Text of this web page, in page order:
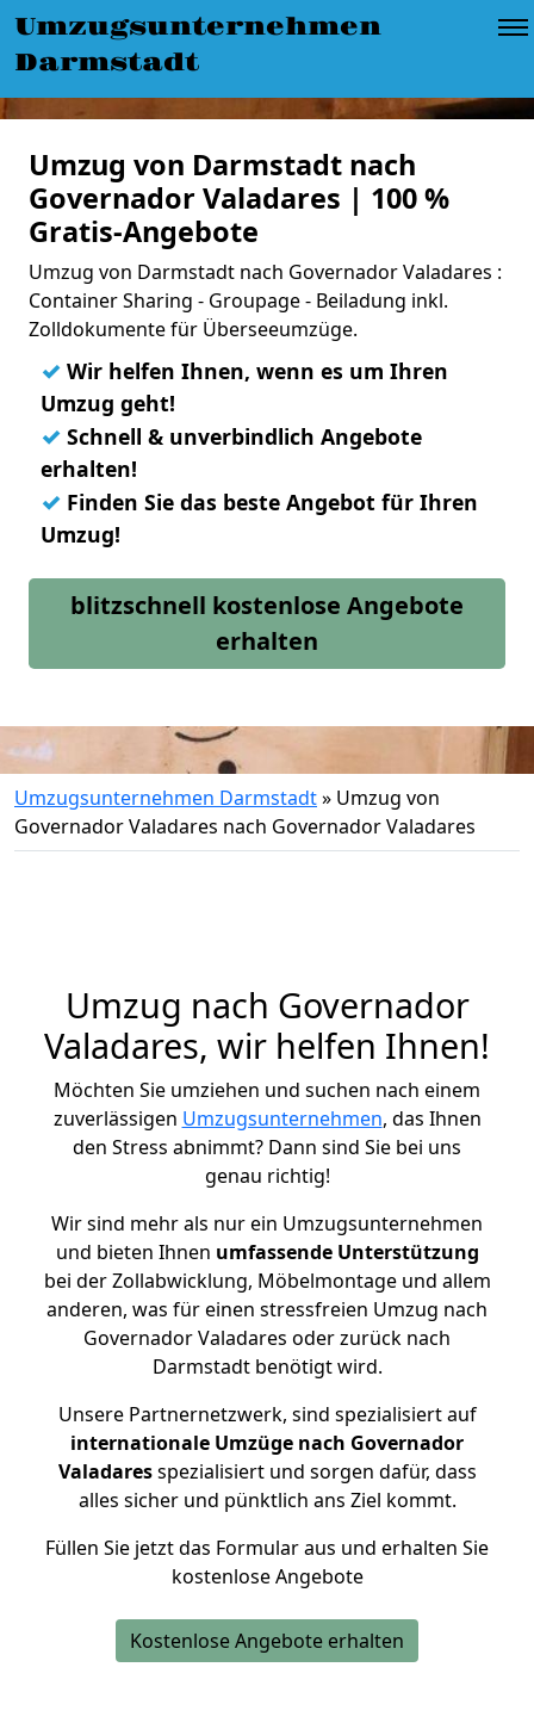
Umzugsunternehmen
Darmstadt
Umzug von Darmstadt nach
Governador Valadares | 100 %
Gratis-Angebote
Umzug von Darmstadt nach Governador Valadares :
Container Sharing - Groupage - Beiladung inkl.
Zolldokumente für Überseeumzüge.
✓ Wir helfen Ihnen, wenn es um Ihren
Umzug geht!
✓ Schnell & unverbindlich Angebote
erhalten!
✓ Finden Sie das beste Angebot für Ihren
Umzug!
blitzschnell kostenlose Angebote
erhalten
Umzugsunternehmen Darmstadt» Umzug von
Governador Valadares nach Governador Valadares
Umzug nach Governador
Valadares, wir helfen Ihnen!
Möchten Sie umziehen und suchen nach einem
zuverlässigen Umzugsunternehmen, das Ihnen
den Stress abnimmt? Dann sind Sie bei uns
genau richtig!
Wir sind mehr als nur ein Umzugsunternehmen
und bieten Ihnen umfassende Unterstützung
bei der Zollabwicklung, Möbelmontage und allem
anderen, was für einen stressfreien Umzug nach
Governador Valadares oder zurück nach
Darmstadt benötigt wird.
Unsere Partnernetzwerk, sind spezialisiert auf
internationale Umzüge nach Governador
Valadaresspezialisiert und sorgen dafür, dass
alles sicher und pünktlich ans Ziel kommt.
Füllen Sie jetzt das Formular aus und erhalten Sie
kostenlose Angebote
Kostenlose Angebote erhalten